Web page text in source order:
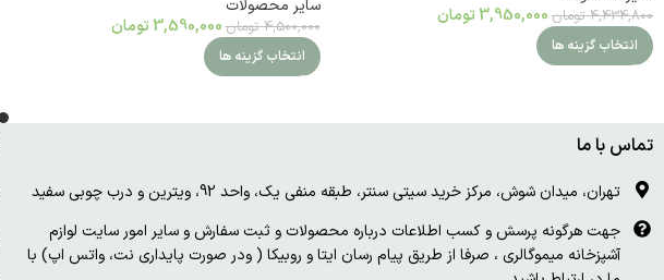
4,434,800 تومان 3,950,000 تومان
انتخاب گزینه ها
سایر محصولات
4,500,000 تومان3,590,000 تومان
انتخاب گزینه ها
تماس با ما
تهران، میدان شوش، مرکز خرید سیتی سنتر، طبقه منفی یک، واحد 92، ویترین و درب چوبی سفید
جهت هرگونه پرسش و کسب اطلاعات درباره محصولات و ثبت سفارش و سایر امور سایت لوازم
آشپزخانه میموگالری ، صرفا از طریق پیام رسان ایتا و روبیکا ( ودر صورت پایداری نت، واتس اپ) با